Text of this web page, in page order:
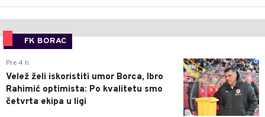
FK BORAC
0
Pre 4 h
Velež želi iskoristiti umor Borca, Ibro
Rahimić optimista: Po kvalitetu smo
četvrta ekipa u ligi